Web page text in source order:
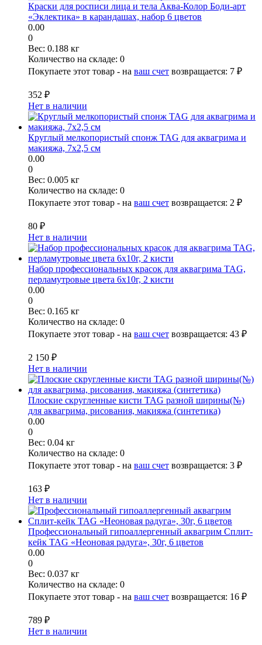
Краски для росписи лица и тела Аква-Колор Боди-арт
«Эклектика» в карандашах, набор 6 цветов
0.00
0
Вес: 0.188 кг
Количество на складе: 0
Покупаете этот товар - на ваш счет возвращается: 7 ₽
352 ₽
Нет в наличии
Круглый мелкопористый спонж TAG для аквагрима и
макияжа, 7x2,5 см
0.00
0
Вес: 0.005 кг
Количество на складе: 0
Покупаете этот товар - на ваш счет возвращается: 2 ₽
80 ₽
Нет в наличии
Набор профессиональных красок для аквагрима TAG,
перламутровые цвета 6x10г, 2 кисти
0.00
0
Вес: 0.165 кг
Количество на складе: 0
Покупаете этот товар - на ваш счет возвращается: 43 ₽
2 150 ₽
Нет в наличии
Плоские скругленные кисти TAG разной ширины(№)
для аквагрима, рисования, макияжа (синтетика)
0.00
0
Вес: 0.04 кг
Количество на складе: 0
Покупаете этот товар - на ваш счет возвращается: 3 ₽
163 ₽
Нет в наличии
Профессиональный гипоаллергенный аквагрим Сплит-
кейк TAG «Неоновая радуга», 30г, 6 цветов
0.00
0
Вес: 0.037 кг
Количество на складе: 0
Покупаете этот товар - на ваш счет возвращается: 16 ₽
789 ₽
Нет в наличии